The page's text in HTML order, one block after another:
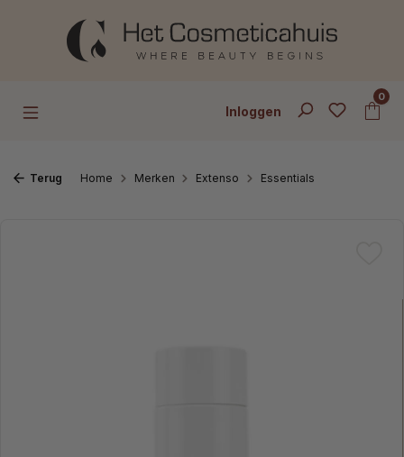
Ga naar de hoofdinhoud
Inloggen
0
Terug Home Merken Extenso Essentials